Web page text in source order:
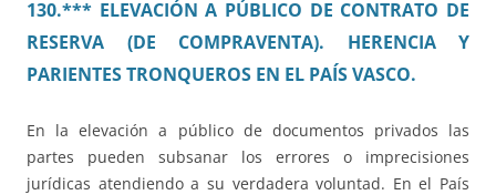
130.*** ELEVACIÓN A PÚBLICO DE CONTRATO DE
RESERVA (DE COMPRAVENTA). HERENCIA Y
PARIENTES TRONQUEROS EN EL PAÍS VASCO.
En la elevación a público de documentos privados las
partes pueden subsanar los errores o imprecisiones
jurídicas atendiendo a su verdadera voluntad. En el País